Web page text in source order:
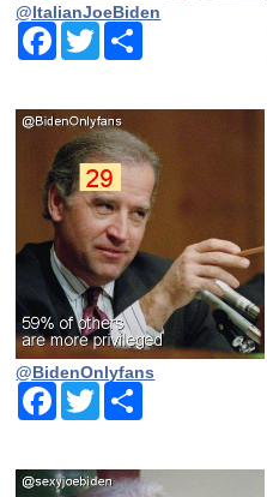
@ltalianJoeBiden
Facebook
Twitter
@BidenOnlyfans
Facebook
Twitter